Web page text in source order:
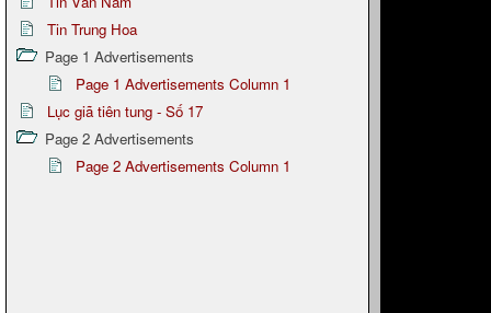
Tin Trung Hoa
Page 1 Advertisements
Page 1 Advertisements Column 1
Lục giã tiên tung - Số 17
Page 2 Advertisements
Page 2 Advertisements Column 1